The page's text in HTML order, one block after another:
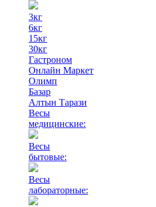
3кг
6кг
15кг
30кг
Гастроном
Онлайн Маркет
Олимп
Базар
Алтын Тарази
Весы
медицинские:
Весы
бытовые:
Весы
лабораторные: